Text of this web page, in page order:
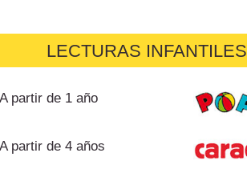
LECTURAS INFANTILES
A partir de 1 año
A partir de 4 años